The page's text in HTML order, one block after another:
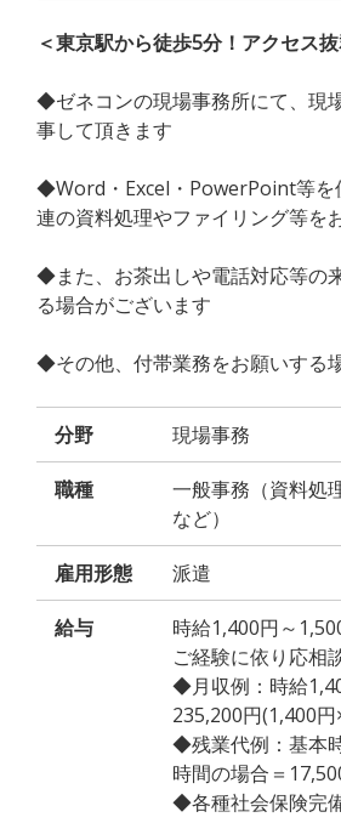
＜東京駅から徒歩5分！アクセス
◆ゼネコンの現場事務所にて、現
事して頂きます
◆Word・Excel・PowerPoint等を
連の資料処理やファイリング等を
◆また、お茶出しや電話対応等の
る場合がございます
◆その他、付帯業務をお願いする
分野 現場事務
職種
一般事務（資料処
など）
雇用形態 派遣
給与
時給1,400円～
ご経験に依り応相
◆月収例：時給
235,200円(1,400
◆残業代例：基本
時間の場合＝
◆各種社会保険完